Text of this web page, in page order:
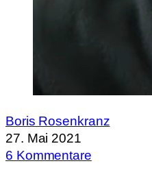
Boris Rosenkranz
27. Mai 2021
6 Kommentare